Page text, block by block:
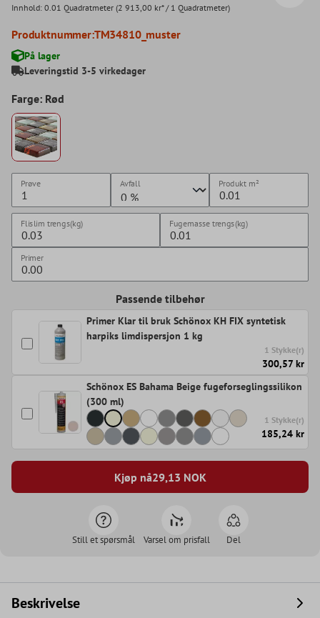
Innhold: 0.01 Quadratmeter (2 913,00 kr* / 1 Quadratmeter)
Produktnummer:TM34810_muster
På lager
Leveringstid 3-5 virkedager
Farge: Rød
Prøve Avfall Produkt m²
Flislim trengs(kg) Fugemasse trengs(kg)
Primer
Passende tilbehør
Primer Klar til bruk Schönox KH FIX syntetisk
harpiks limdispersjon 1 kg
1 Stykke(r)
300,57 kr
Schönox ES Bahama Beige fugeforseglingssilikon
(300 ml)
1 Stykke(r)
185,24 kr
Kjøp nå29,13 NOK
Still et spørsmål Varsel om prisfall Del
Beskrivelse